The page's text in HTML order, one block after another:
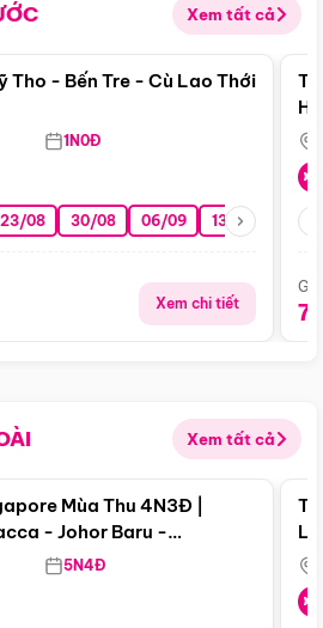
Xem tất cả
Điểm nổi bật
Tho - Bến Tre - Cù Lao Thới
1N0Đ
23/08 30/08 06/09 13/09 20/09
Xem chi tiết
Xem tất cả
Điểm nổi bật
Mùa Thu 4N3Đ |
- Johor Baru -
5N4Đ